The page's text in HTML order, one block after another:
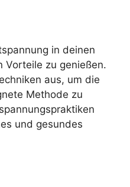
in deinen
Vorteile zu genießen.
aus, um die
Methode zu
und gesundes